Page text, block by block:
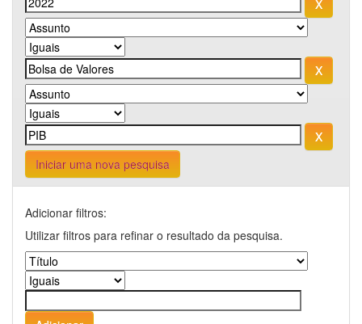
Iniciar uma nova pesquisa
Adicionar filtros:
Utilizar filtros para refinar o resultado da pesquisa.